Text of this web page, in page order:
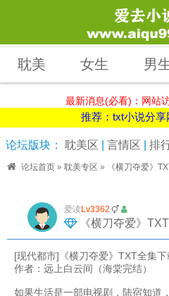
耽美 女生 男
最新消息(必看)：网站
推荐：txt小说分
论坛版块： 耽美区 言情区 排
论坛首页 » 耽美专区 » 《横刀夺爱》
爱读 Lv3362
《横刀夺爱》
[现代都市]《横刀夺爱》TXT全集下
作者：远上白云间（海棠完结）
如果生活是一部电视剧，陆宿知道